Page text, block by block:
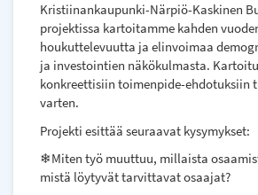
Kristiinankaupunki-Närpiö-Kaskinen
projektissa kartoitamme kahden
houkuttelevuutta ja elinvoimaa
ja investointien näkökulmasta.
konkreettisiin toimenpide-ehdotuksiin
varten.
Projekti esittää seuraavat kysymykset:
❄Miten työ muuttuu, millaista
mistä löytyvät tarvittavat osaajat?